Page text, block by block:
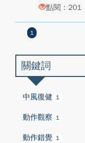
點閱：201
1
關鍵詞
中風復健 1
動作觀察 1
動作錯覺 1